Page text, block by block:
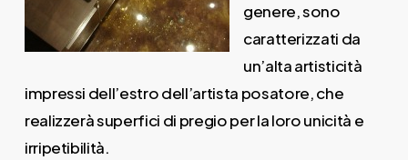
genere, sono
caratterizzati da
un’alta artisticità
impressi dell’estro dell’artista posatore, che
realizzerà superfici di pregio per la loro unicità e
irripetibilità.